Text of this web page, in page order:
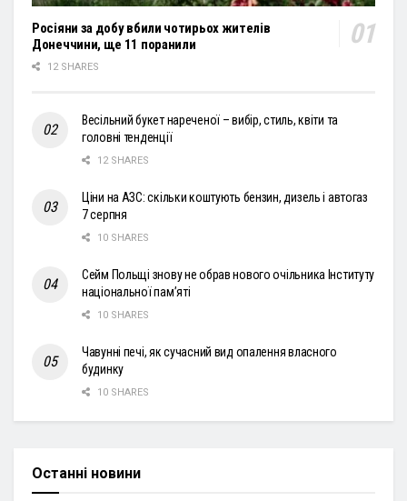
Росіяни за добу вбили чотирьох жителів
Донеччини, ще 11 поранили
12 SHARES
Весільний букет нареченої – вибір, стиль, квіти та
головні тенденції
12 SHARES
Ціни на АЗС: скільки коштують бензин, дизель і автогаз
7 серпня
10 SHARES
Сейм Польщі знову не обрав нового очільника Інституту
національної пам’яті
10 SHARES
Чавунні печі, як сучасний вид опалення власного
будинку
10 SHARES
Останні новини